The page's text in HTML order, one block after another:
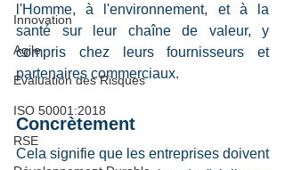
Innovation
Agile
Evaluation des Risques
ISO 50001:2018
RSE
l'Homme, à l'environnement, et à la
santé sur leur chaîne de valeur, y
compris chez leurs fournisseurs et
partenaires commerciaux.
Concrètement
Cela signifie que les entreprises doivent